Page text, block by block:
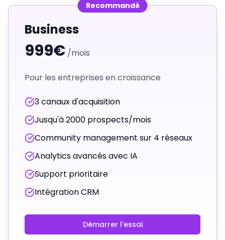
Recommandé
Business
999€ /mois
Pour les entreprises en croissance
3 canaux d'acquisition
Jusqu'à 2000 prospects/mois
Community management sur 4 réseaux
Analytics avancés avec IA
Support prioritaire
Intégration CRM
Démarrer l'essai